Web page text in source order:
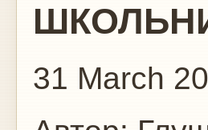
31 March